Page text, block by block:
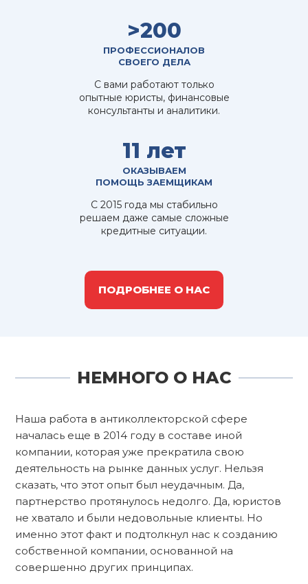
>200
ПРОФЕССИОНАЛОВ
СВОЕГО ДЕЛА
С вами работают только
опытные юристы, финансовые
консультанты и аналитики.
11 лет
ОКАЗЫВАЕМ
ПОМОЩЬ ЗАЕМЩИКАМ
С 2015 года мы стабильно
решаем даже самые сложные
кредитные ситуации.
ПОДРОБНЕЕ О НАС
НЕМНОГО О НАС
Наша работа в антиколлекторской сфере
началась еще в 2014 году в составе иной
компании, которая уже прекратила свою
деятельность на рынке данных услуг. Нельзя
сказать, что этот опыт был неудачным. Да,
партнерство протянулось недолго. Да, юристов
не хватало и были недовольные клиенты. Но
именно этот факт и подтолкнул нас к созданию
собственной компании, основанной на
совершенно других принципах.